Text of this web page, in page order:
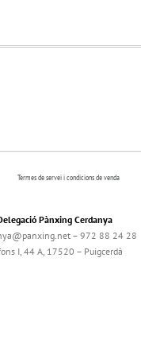
Termes de servei i condicions de venda
Pànxing Cerdanya
– 972 88 24 28
I, 44 A, 17520 – Puigcerdà